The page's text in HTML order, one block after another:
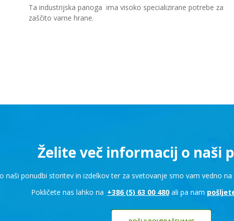
Ta industrijska panoga ima visoko specializirane potrebe za
zaščito varne hrane.
Želite več informacij o naši
naši ponudbi storitev in izdelkov ter za svetovanje smo vam vedno
Pokličete nas lahko na +386 (5) 63 00 480ali pa nam